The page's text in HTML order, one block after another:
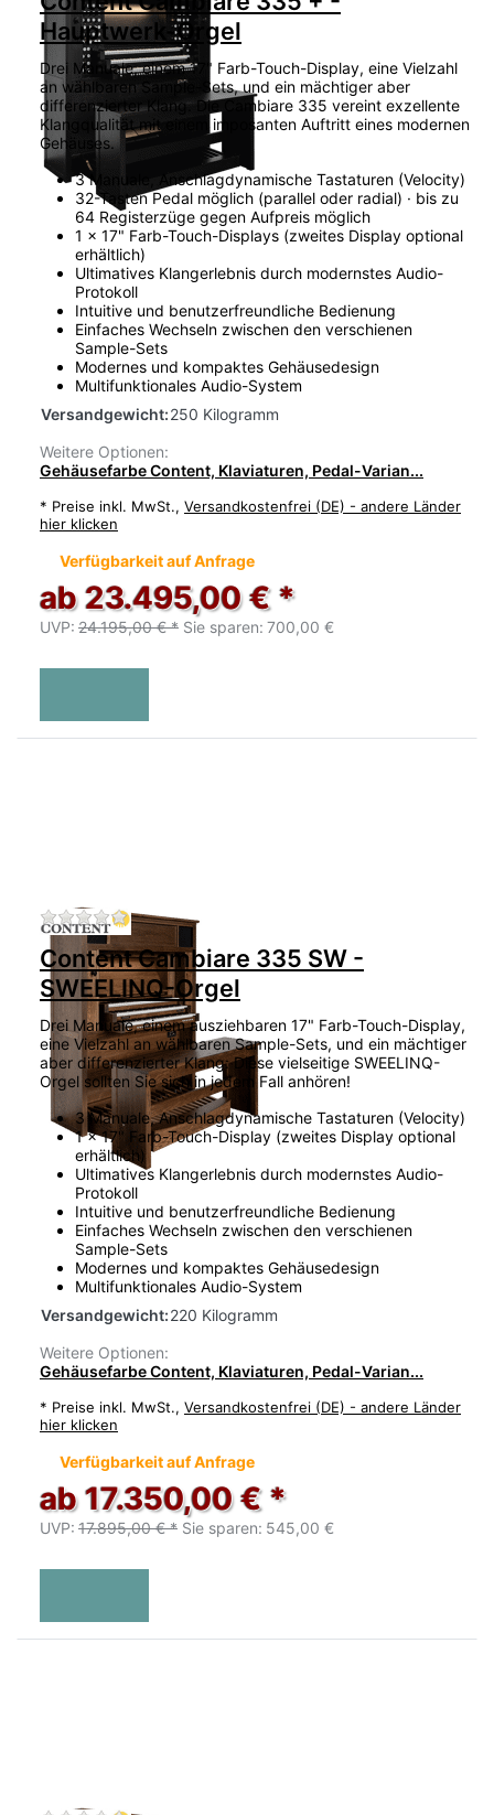
Hauptwerk-Orgel
Drei Manuale, einem 17" Farb-Touch-Display, eine Vielzahl
an wählbaren Sample-Sets, und ein mächtiger aber
differenzierter Klang. Die Cambiare 335 vereint exzellente
Klangqualität mit einem imposanten Auftritt eines modernen
Gehäuses.
3 Manuale, Anschlagdynamische Tastaturen (Velocity)
32-Tasten Pedal möglich (parallel oder radial) · bis zu
64 Registerzüge gegen Aufpreis möglich
1 x 17" Farb-Touch-Displays (zweites Display optional
erhältlich)
Ultimatives Klangerlebnis durch modernstes Audio-
Protokoll
Intuitive und benutzerfreundliche Bedienung
Einfaches Wechseln zwischen den verschienen
Sample-Sets
Modernes und kompaktes Gehäusedesign
Multifunktionales Audio-System
Versandgewicht:250 Kilogramm
Weitere Optionen:
Gehäusefarbe Content, Klaviaturen, Pedal-Varian...
* Preise inkl. MwSt., Versandkostenfrei (DE) - andere Länder
hier klicken
Verfügbarkeit auf Anfrage
ab 23.495,00 € *
UVP: 24.195,00 € * Sie sparen: 700,00 €
Zu diesem Produkt liegen noch keine
Content Cambiare 335 SW -
SWEELINQ-Orgel
Drei Manuale, einem ausziehbaren 17" Farb-Touch-Display,
eine Vielzahl an wählbaren Sample-Sets, und ein mächtiger
aber differenzierter Klang: Diese vielseitige SWEELINQ-
Orgel sollten Sie sich in jedem Fall anhören!
3 Manuale, Anschlagdynamische Tastaturen (Velocity)
1 x 17" Farb-Touch-Display (zweites Display optional
erhältlich)
Ultimatives Klangerlebnis durch modernstes Audio-
Protokoll
Intuitive und benutzerfreundliche Bedienung
Einfaches Wechseln zwischen den verschienen
Sample-Sets
Modernes und kompaktes Gehäusedesign
Multifunktionales Audio-System
Versandgewicht:220 Kilogramm
Weitere Optionen:
Gehäusefarbe Content, Klaviaturen, Pedal-Varian...
* Preise inkl. MwSt., Versandkostenfrei (DE) - andere Länder
hier klicken
Verfügbarkeit auf Anfrage
ab 17.350,00 € *
UVP: 17.895,00 € * Sie sparen: 545,00 €